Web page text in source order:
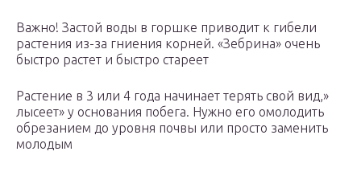
Важно! Застой воды в горшке приводит к гибели
растения из-за гниения корней. «Зебрина» очень
быстро растет и быстро стареет
Растение в 3 или 4 года начинает терять свой вид,»
лысеет» у основания побега. Нужно его омолодить
обрезанием до уровня почвы или просто заменить
молодым